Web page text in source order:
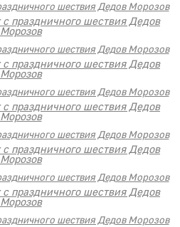
праздничного шествия Дедов
Морозов
праздничного шествия Дедов
Морозов
праздничного шествия Дедов
Морозов
праздничного шествия Дедов
Морозов
праздничного шествия Дедов
Морозов